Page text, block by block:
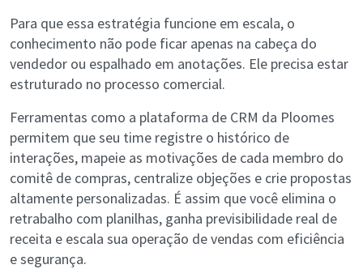
Para que essa estratégia funcione em escala, o
conhecimento não pode ficar apenas na cabeça do
vendedor ou espalhado em anotações. Ele precisa estar
estruturado no processo comercial.
Ferramentas como a plataforma de CRM da Ploomes
permitem que seu time registre o histórico de
interações, mapeie as motivações de cada membro do
comitê de compras, centralize objeções e crie propostas
altamente personalizadas. É assim que você elimina o
retrabalho com planilhas, ganha previsibilidade real de
receita e escala sua operação de vendas com eficiência
e segurança.